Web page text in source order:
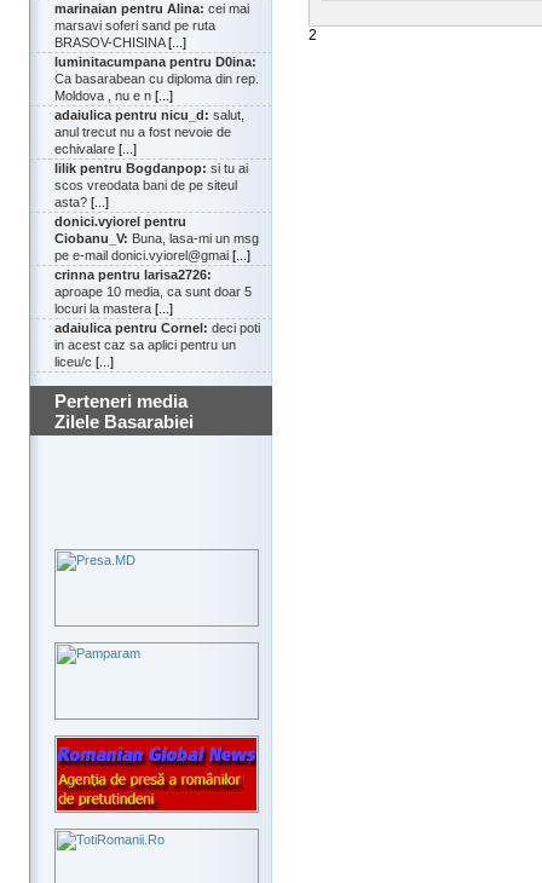
marinaian pentru Alina: cei mai
marsavi soferi sand pe ruta
BRASOV-CHISINA[...]
luminitacumpana pentru D0ina:
Ca basarabean cu diploma din rep.
Moldova , nu e n [...]
adaiulica pentru nicu_d: salut,
anul trecut nu a fost nevoie de
echivalare [...]
lilik pentru Bogdanpop: si tu ai
scos vreodata bani de pe siteul
asta? [...]
donici.vyiorel pentru
Ciobanu_V: Buna, lasa-mi un msg
pe e-mail donici.vyiorel@gmai [...]
crinna pentru larisa2726:
aproape 10 media, ca sunt doar 5
locuri la mastera [...]
adaiulica pentru Cornel: deci poti
in acest caz sa aplici pentru un
liceu/c [...]
Perteneri media
Zilele Basarabiei
2